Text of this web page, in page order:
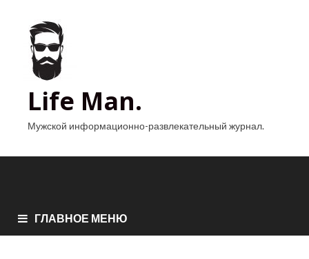
Life Man.
Мужской информационно-развлекательный журнал.
ГЛАВНОЕ МЕНЮ